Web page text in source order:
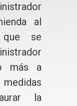
al
se
más a
la